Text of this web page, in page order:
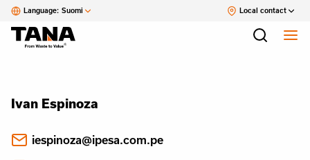
Language: Suomi Local contact
Ivan Espinoza
iespinoza@ipesa.com.pe